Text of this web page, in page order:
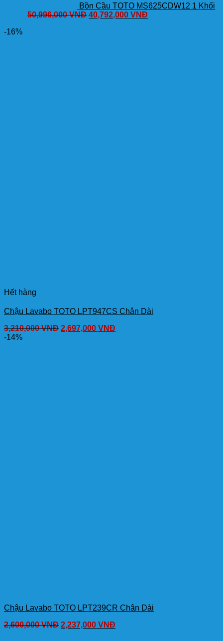
Bồn Cầu TOTO MS625CDW12 1 Khối
50,996,000VNĐ 40,792,000VNĐ
-16%
Hết hàng
Chậu Lavabo TOTO LPT947CS Chân Dài
3,210,000VNĐ 2,697,000 VNĐ
-14%
Chậu Lavabo TOTO LPT239CR Chân Dài
2,600,000VNĐ 2,237,000 VNĐ